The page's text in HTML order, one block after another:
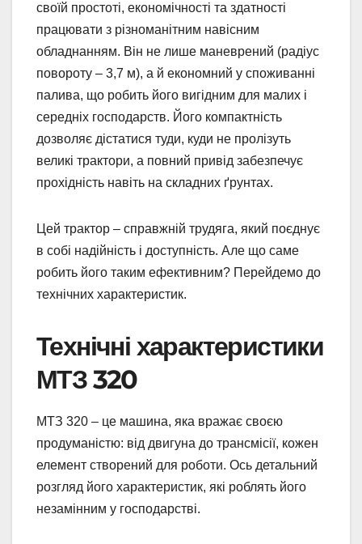
своїй простоті, економічності та здатності
працювати з різноманітним навісним
обладнанням. Він не лише маневрений (радіус
повороту – 3,7 м), а й економний у споживанні
палива, що робить його вигідним для малих і
середніх господарств. Його компактність
дозволяє дістатися туди, куди не пролізуть
великі трактори, а повний привід забезпечує
прохідність навіть на складних ґрунтах.
Цей трактор – справжній трудяга, який поєднує
в собі надійність і доступність. Але що саме
робить його таким ефективним? Перейдемо до
технічних характеристик.
Технічні характеристики
МТЗ 320
МТЗ 320 – це машина, яка вражає своєю
продуманістю: від двигуна до трансмісії, кожен
елемент створений для роботи. Ось детальний
розгляд його характеристик, які роблять його
незамінним у господарстві.